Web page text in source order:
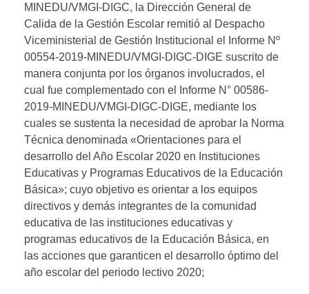
MINEDU/VMGI-DIGC, la Dirección General de
Calida de la Gestión Escolar remitió al Despacho
Viceministerial de Gestión Institucional el Informe Nº
00554-2019-MINEDU/VMGI-DIGC-DIGE suscrito de
manera conjunta por los órganos involucrados, el
cual fue complementado con el Informe N° 00586-
2019-MINEDU/VMGI-DIGC-DIGE, mediante los
cuales se sustenta la necesidad de aprobar la Norma
Técnica denominada «Orientaciones para el
desarrollo del Año Escolar 2020 en Instituciones
Educativas y Programas Educativos de la Educación
Básica»; cuyo objetivo es orientar a los equipos
directivos y demás integrantes de la comunidad
educativa de las instituciones educativas y
programas educativos de la Educación Básica, en
las acciones que garanticen el desarrollo óptimo del
año escolar del periodo lectivo 2020;